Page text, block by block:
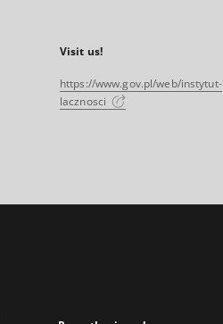
Visit us!
https://www.gov.pl/web/instytut-
lacznosci